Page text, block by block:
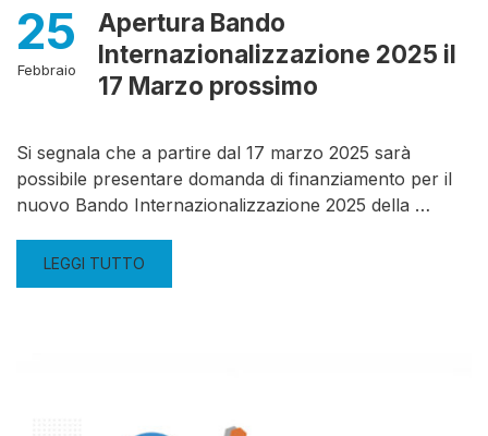
25
Febbraio
Apertura Bando
Internazionalizzazione 2025 il
17 Marzo prossimo
Si segnala che a partire dal 17 marzo 2025 sarà
possibile presentare domanda di finanziamento per il
nuovo Bando Internazionalizzazione 2025 della …
LEGGI TUTTO